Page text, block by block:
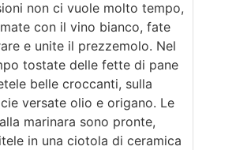
non ci vuole molto tempo,
con il vino bianco, fate
e unite il prezzemolo. Nel
tostate delle fette di pane
belle croccanti, sulla
versate olio e origano. Le
marinara sono pronte,
in una ciotola di ceramica